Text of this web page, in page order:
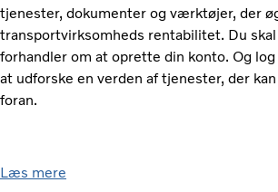
tjenester, dokumenter og værktøjer, der
transportvirksomheds rentabilitet. Du
forhandler om at oprette din konto. Og
at udforske en verden af ​​tjenester, der
foran.
Læs mere